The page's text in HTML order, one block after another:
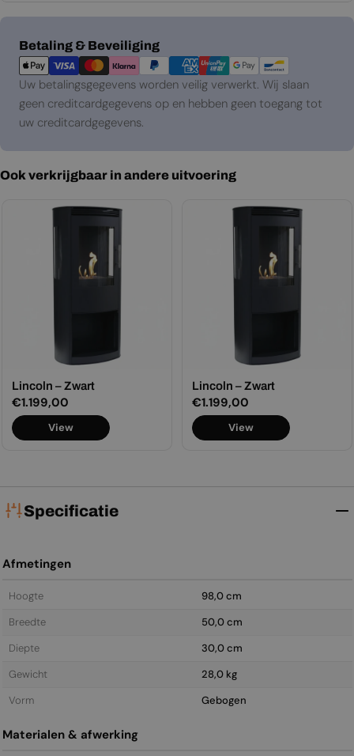
Betaling & Beveiliging
Betaalmethoden
Uw betalingsgegevens worden veilig verwerkt. Wij slaan
geen creditcardgegevens op en hebben geen toegang tot
uw creditcardgegevens.
Ook verkrijgbaar in andere uitvoering
Lincoln – Zwart
Normale
prijs
€1.199,00
View
Lincoln – Zwart
Normale
prijs
€1.199,00
View
Specificatie
Afmetingen
Hoogte
98,0 cm
Breedte
50,0 cm
Diepte
30,0 cm
Gewicht
28,0 kg
Vorm
Gebogen
Materialen & afwerking